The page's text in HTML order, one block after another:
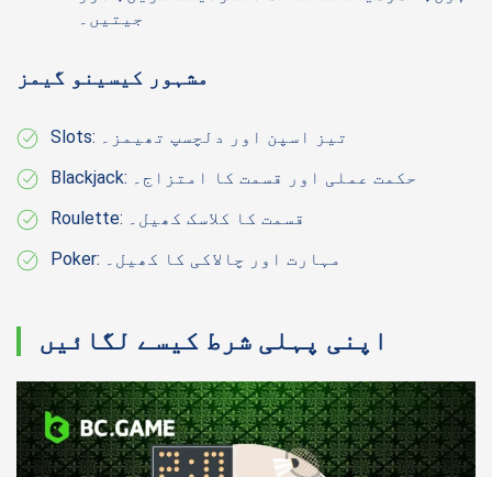
جیتیں۔
مشہور کیسینو گیمز
Slots: تیز اسپن اور دلچسپ تھیمز۔
Blackjack: حکمت عملی اور قسمت کا امتزاج۔
Roulette: قسمت کا کلاسک کھیل۔
Poker: مہارت اور چالاکی کا کھیل۔
اپنی پہلی شرط کیسے لگائیں